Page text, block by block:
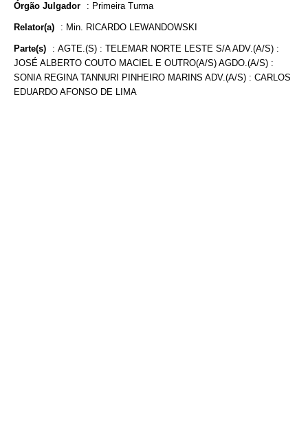
Órgão Julgador : Primeira Turma
Relator(a) : Min. RICARDO LEWANDOWSKI
Parte(s) : AGTE.(S) : TELEMAR NORTE LESTE S/A ADV.(A/S) :
JOSÉ ALBERTO COUTO MACIEL E OUTRO(A/S) AGDO.(A/S) :
SONIA REGINA TANNURI PINHEIRO MARINS ADV.(A/S) : CARLOS
EDUARDO AFONSO DE LIMA